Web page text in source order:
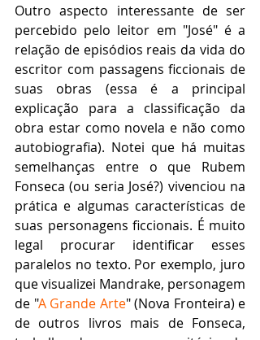
Outro aspecto interessante de ser
percebido pelo leitor em "José" é a
relação de episódios reais da vida do
escritor com passagens ficcionais de
suas obras (essa é a principal
explicação para a classificação da
obra estar como novela e não como
autobiografia). Notei que há muitas
semelhanças entre o que Rubem
Fonseca (ou seria José?) vivenciou na
prática e algumas características de
suas personagens ficcionais. É muito
legal procurar identificar esses
paralelos no texto. Por exemplo, juro
que visualizei Mandrake, personagem
de "A Grande Arte" (Nova Fronteira) e
de outros livros mais de Fonseca,